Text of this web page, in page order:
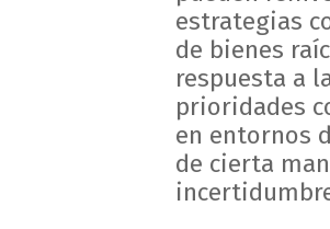
estrategias
de bienes
respuesta a
prioridades
en entornos
de cierta